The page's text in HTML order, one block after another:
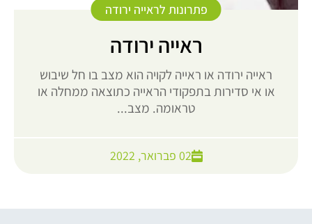
פתרונות לראייה ירודה
ראייה ירודה
ראייה ירודה או ראייה לקויה הוא מצב בו חל שיבוש
או אי סדירות בתפקודי הראייה כתוצאה ממחלה או
טראומה. מצב...
02 פברואר, 2022